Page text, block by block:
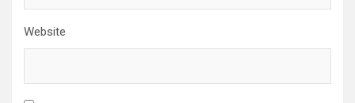
Website